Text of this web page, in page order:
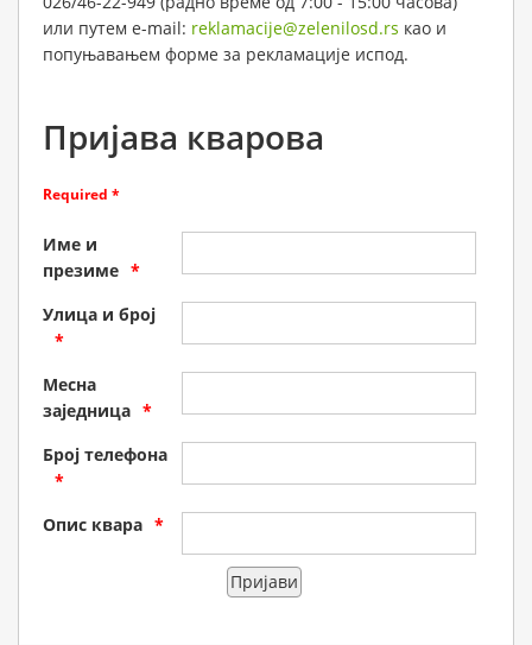
или путем e-mail: reklamacije@zelenilosd.rs као и
попуњавањем форме за рекламације испод.
Пријава кварова
Required *
Име и
презиме
Улица и број
Месна
заједница
Број телефона
Опис квара